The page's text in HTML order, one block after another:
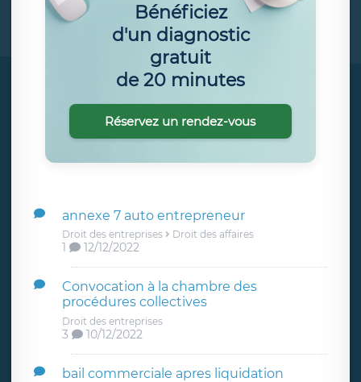
annexe 7 auto entrepreneur
Droit des entreprises Droit des affaires
1 12/12/2022
Convocation à la chambre des
procédures collectives
Droit des entreprises
3 10/12/2022
bail commerciale apres liquidation
Bénéficiez
d'un diagnostic
gratuit
de 20 minutes
Réservez un rendez-vous